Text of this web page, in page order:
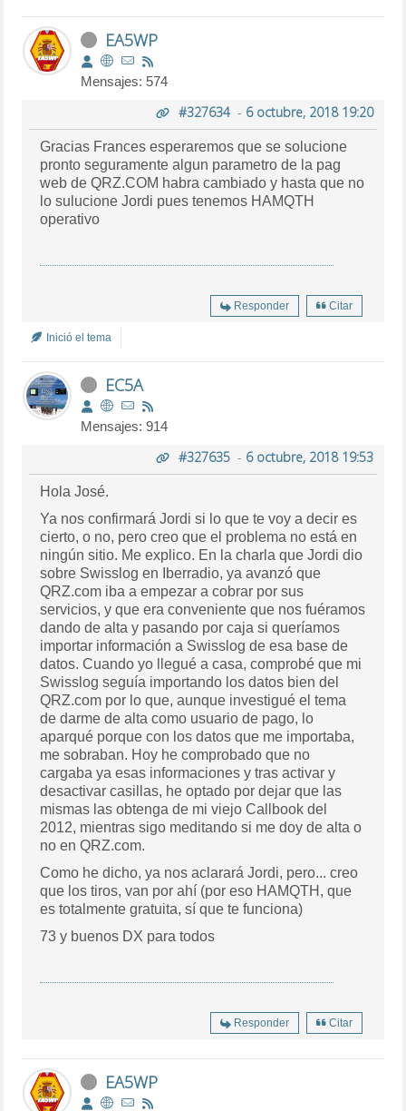
EA5WP
Mensajes: 574
#327634- 6 octubre, 2018 19:20
Gracias Frances esperaremos que se solucione
pronto seguramente algun parametro de la pag
web de QRZ.COM habra cambiado y hasta que no
lo sulucione Jordi pues tenemos HAMQTH
operativo
Responder Citar
Inició el tema
EC5A
Mensajes: 914
#327635- 6 octubre, 2018 19:53
Hola José.
Ya nos confirmará Jordi si lo que te voy a decir es
cierto, o no, pero creo que el problema no está en
ningún sitio. Me explico. En la charla que Jordi dio
sobre Swisslog en Iberradio, ya avanzó que
QRZ.com iba a empezar a cobrar por sus
servicios, y que era conveniente que nos fuéramos
dando de alta y pasando por caja si queríamos
importar información a Swisslog de esa base de
datos. Cuando yo llegué a casa, comprobé que mi
Swisslog seguía importando los datos bien del
QRZ.com por lo que, aunque investigué el tema
de darme de alta como usuario de pago, lo
aparqué porque con los datos que me importaba,
me sobraban. Hoy he comprobado que no
cargaba ya esas informaciones y tras activar y
desactivar casillas, he optado por dejar que las
mismas las obtenga de mi viejo Callbook del
2012, mientras sigo meditando si me doy de alta o
no en QRZ.com.
Como he dicho, ya nos aclarará Jordi, pero... creo
que los tiros, van por ahí (por eso HAMQTH, que
es totalmente gratuita, sí que te funciona)
73 y buenos DX para todos
Responder Citar
EA5WP